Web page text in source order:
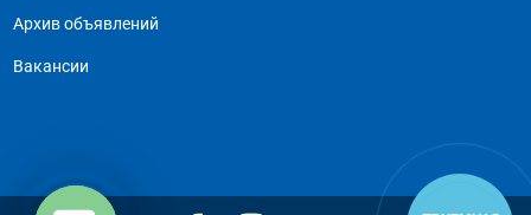
Архив объявлений
Вакансии